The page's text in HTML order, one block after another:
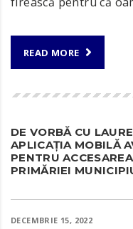
READ MORE
DE VORBĂ CU
APLICAȚIA MOBILĂ
PENTRU
PRIMĂRIEI
DECEMBRIE 15, 2022